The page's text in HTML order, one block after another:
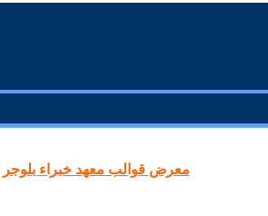
معرض قوالب معهد خبراء بلوجر